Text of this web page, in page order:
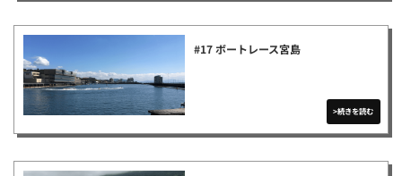
#17 ボートレース宮島